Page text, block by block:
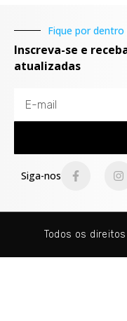
Fique por
Inscreva-se e
atualizadas
Siga-nos
Todos os